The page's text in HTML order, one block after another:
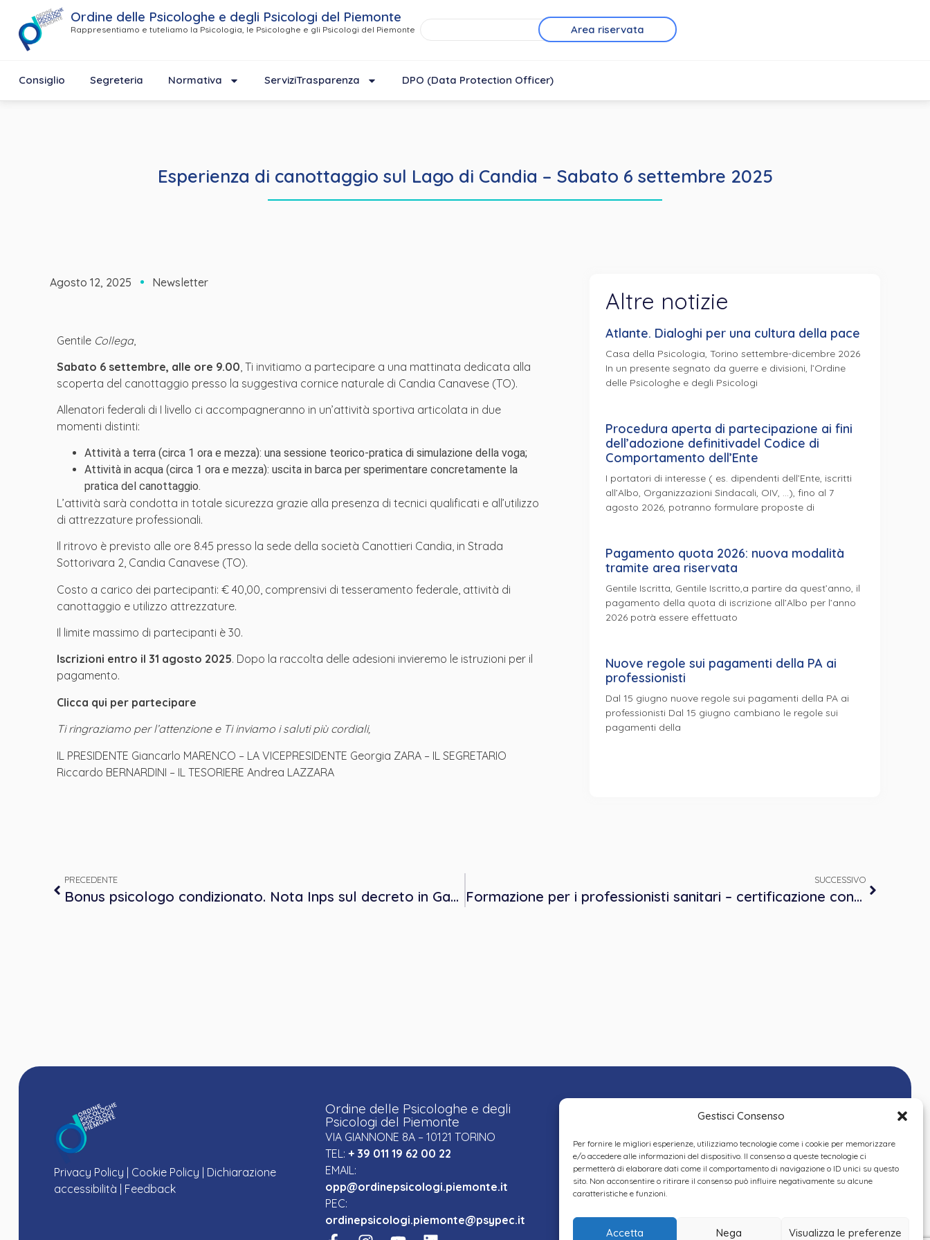
Gestisci Consenso
Per fornire le migliori esperienze, utilizziamo tecnologie come i cookie per memorizzare
e/o accedere alle informazioni del dispositivo. Il consenso a queste tecnologie ci
permetterà di elaborare dati come il comportamento di navigazione o ID unici su questo
sito. Non acconsentire o ritirare il consenso può influire negativamente su alcune
caratteristiche e funzioni.
Accetta Nega Visualizza le preferenze
Ordine delle Psicologhe e degli Psicologi del Piemonte
Rappresentiamo e tuteliamo la Psicologia, le Psicologhe e gli Psicologi del Piemonte Area riservata
Consiglio Segreteria Normativa ServiziTrasparenza DPO (Data Protection Officer)
Esperienza di canottaggio sul Lago di Candia – Sabato 6 settembre 2025
Agosto 12, 2025 Newsletter
Gentile Collega,
Sabato 6 settembre, alle ore 9.00 , Ti invitiamo a partecipare a una mattinata dedicata alla
scoperta del canottaggio presso la suggestiva cornice naturale di Candia Canavese (TO).
Allenatori federali di I livello ci accompagneranno in un’attività sportiva articolata in due
momenti distinti:
Attività a terra (circa 1 ora e mezza): una sessione teorico-pratica di simulazione della voga;
Attività in acqua (circa 1 ora e mezza): uscita in barca per sperimentare concretamente la
pratica del canottaggio.
L’attività sarà condotta in totale sicurezza grazie alla presenza di tecnici qualificati e all’utilizzo
di attrezzature professionali.
Il ritrovo è previsto alle ore 8.45 presso la sede della società Canottieri Candia, in Strada
Sottorivara 2, Candia Canavese (TO).
Costo a carico dei partecipanti: € 40,00, comprensivi di tesseramento federale, attività di
canottaggio e utilizzo attrezzature.
Il limite massimo di partecipanti è 30.
Iscrizioni entro il 31 agosto 2025. Dopo la raccolta delle adesioni invieremo le istruzioni per il
pagamento.
Clicca qui per partecipare
Ti ringraziamo per l’attenzione e Ti inviamo i saluti più cordiali,
IL PRESIDENTE Giancarlo MARENCO – LA VICEPRESIDENTE Georgia ZARA – IL SEGRETARIO
Riccardo BERNARDINI – IL TESORIERE Andrea LAZZARA
Altre notizie
Atlante. Dialoghi per una cultura della pace
Casa della Psicologia, Torino settembre-dicembre 2026
In un presente segnato da guerre e divisioni, l’Ordine
delle Psicologhe e degli Psicologi
Procedura aperta di partecipazione ai fini
dell’adozione definitivadel Codice di
Comportamento dell’Ente
I portatori di interesse ( es. dipendenti dell’Ente, iscritti
all’Albo, Organizzazioni Sindacali, OIV, …), fino al 7
agosto 2026, potranno formulare proposte di
Pagamento quota 2026: nuova modalità
tramite area riservata
Gentile Iscritta, Gentile Iscritto,a partire da quest’anno, il
pagamento della quota di iscrizione all’Albo per l’anno
2026 potrà essere effettuato
Nuove regole sui pagamenti della PA ai
professionisti
Dal 15 giugno nuove regole sui pagamenti della PA ai
professionisti Dal 15 giugno cambiano le regole sui
pagamenti della
PRECEDENTE
Bonus psicologo condizionato. Nota Inps sul decreto in Gazzetta il 9 agosto. Domande dal 15 settembre al 14 novembre
SUCCESSIVO
Formazione per i professionisti sanitari – certificazione condizione di disabilità e progetti di vita D.Lgs. 62/2024
Privacy Policy | Cookie Policy | Dichiarazione
accessibilità | Feedback
Ordine delle Psicologhe e degli
Psicologi del Piemonte
VIA GIANNONE 8A – 10121 TORINO
TEL: + 39 011 19 62 00 22
EMAIL:
opp@ordinepsicologi.piemonte.it
PEC:
ordinepsicologi.piemonte@psypec.it